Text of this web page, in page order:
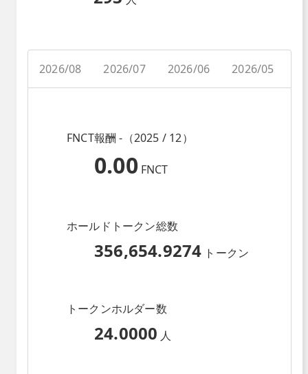
2026/08 2026/07 2026/06 2026/05
FNCT報酬 -（2025 / 12）
0.00 FNCT
ホールドトークン総数
356,654.9274 トークン
トークンホルダー数
24.0000 人